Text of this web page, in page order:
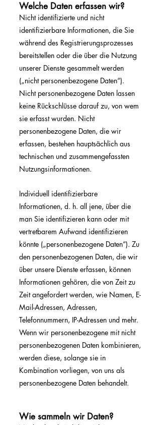
Welche Daten erfassen wir?
Nicht identifizierte und nicht
identifizierbare Informationen, die Sie
während des Registrierungsprozesses
bereitstellen oder die über die Nutzung
unserer Dienste gesammelt werden
(„nicht personenbezogene Daten“).
Nicht personenbezogene Daten lassen
keine Rückschlüsse darauf zu, von wem
sie erfasst wurden. Nicht
personenbezogene Daten, die wir
erfassen, bestehen hauptsächlich aus
technischen und zusammengefassten
Nutzungsinformationen.
Individuell identifizierbare
Informationen, d. h. all jene, über die
man Sie identifizieren kann oder mit
vertretbarem Aufwand identifizieren
könnte („personenbezogene Daten“). Zu
den personenbezogenen Daten, die wir
über unsere Dienste erfassen, können
Informationen gehören, die von Zeit zu
Zeit angefordert werden, wie Namen, E-
Mail-Adressen, Adressen,
Telefonnummern, IP-Adressen und mehr.
Wenn wir personenbezogene mit nicht
personenbezogenen Daten kombinieren,
werden diese, solange sie in
Kombination vorliegen, von uns als
personenbezogene Daten behandelt.
Wie sammeln wir Daten?